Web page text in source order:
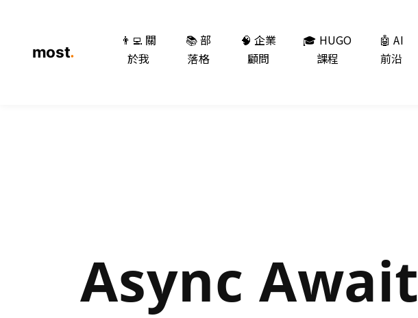
👨‍💻 關
於我
📚 部
落格
🧠 企業
顧問
🎓 HUGO
課程
🤖 AI
前沿
Async Await